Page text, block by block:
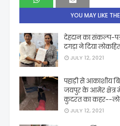
YOU MAY LIKE
देहदान का संकल्प-
दगड़ा ने दिया
JULY 12, 2021
पहाड़ी से आकाशीय
जयपुर के आमेर क्षेत्र
कुदरत का कहर--
JULY 12, 2021